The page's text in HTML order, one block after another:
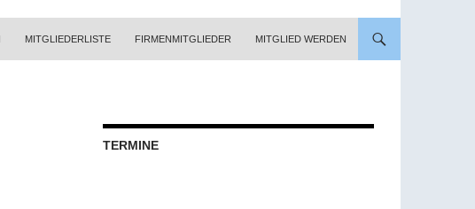
MITGLIEDERLISTE FIRMENMITGLIEDER MITGLIED WERDEN
TERMINE